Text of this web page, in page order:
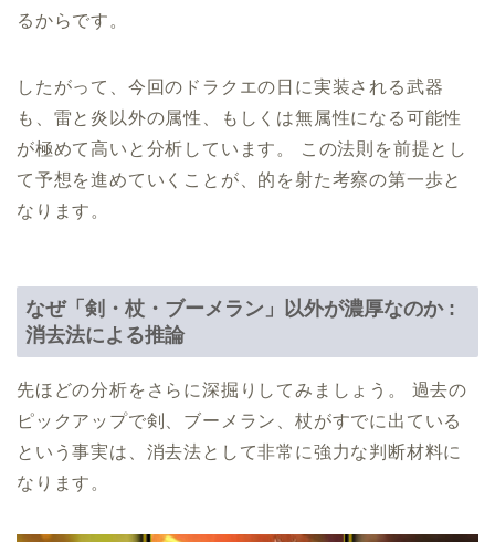
るからです。
したがって、今回のドラクエの日に実装される武器
も、雷と炎以外の属性、もしくは無属性になる可能性
が極めて高いと分析しています。 この法則を前提とし
て予想を進めていくことが、的を射た考察の第一歩と
なります。
なぜ「剣・杖・ブーメラン」以外が濃厚なのか :
消去法による推論
先ほどの分析をさらに深掘りしてみましょう。 過去の
ピックアップで剣、ブーメラン、杖がすでに出ている
という事実は、消去法として非常に強力な判断材料に
なります。